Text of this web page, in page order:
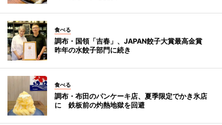
食べる
調布・国領「吉春」、JAPAN餃子大賞最高金賞
昨年の水餃子部門に続き
食べる
調布・布田のパンケーキ店、夏季限定でかき氷店
に 鉄板前の灼熱地獄を回避